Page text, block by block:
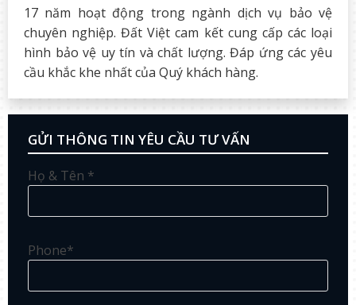
17 năm hoạt động trong ngành dịch vụ bảo vệ
chuyên nghiệp. Đất Việt cam kết cung cấp các loại
hình bảo vệ uy tín và chất lượng. Đáp ứng các yêu
cầu khắc khe nhất của Quý khách hàng.
GỬI THÔNG TIN YÊU CẦU TƯ VẤN
Họ & Tên *
Phone*